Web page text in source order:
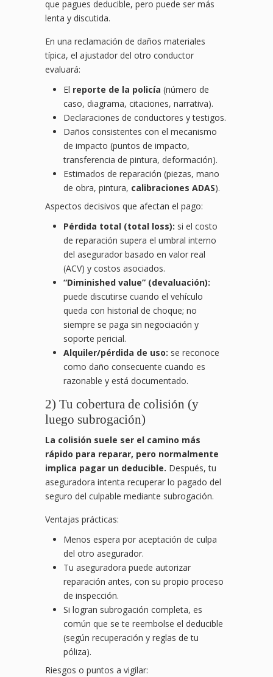
que pagues deducible, pero puede ser más
lenta y discutida.
En una reclamación de daños materiales
típica, el ajustador del otro conductor
evaluará:
El reporte de la policía (número de
caso, diagrama, citaciones, narrativa).
Declaraciones de conductores y testigos.
Daños consistentes con el mecanismo
de impacto (puntos de impacto,
transferencia de pintura, deformación).
Estimados de reparación (piezas, mano
de obra, pintura, calibraciones ADAS).
Aspectos decisivos que afectan el pago:
Pérdida total (total loss): si el costo
de reparación supera el umbral interno
del asegurador basado en valor real
(ACV) y costos asociados.
“Diminished value” (devaluación):
puede discutirse cuando el vehículo
queda con historial de choque; no
siempre se paga sin negociación y
soporte pericial.
Alquiler/pérdida de uso: se reconoce
como daño consecuente cuando es
razonable y está documentado.
2) Tu cobertura de colisión (y
luego subrogación)
La colisión suele ser el camino más
rápido para reparar, pero normalmente
implica pagar un deducible. Después, tu
aseguradora intenta recuperar lo pagado del
seguro del culpable mediante subrogación.
Ventajas prácticas:
Menos espera por aceptación de culpa
del otro asegurador.
Tu aseguradora puede autorizar
reparación antes, con su propio proceso
de inspección.
Si logran subrogación completa, es
común que se te reembolse el deducible
(según recuperación y reglas de tu
póliza).
Riesgos o puntos a vigilar: